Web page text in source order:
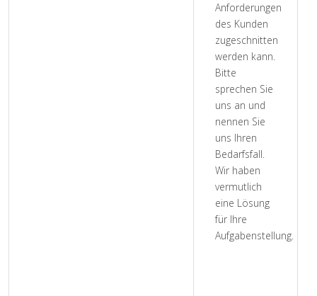
Anforderungen
des Kunden
zugeschnitten
werden kann.
Bitte
sprechen Sie
uns an und
nennen Sie
uns Ihren
Bedarfsfall.
Wir haben
vermutlich
eine Lösung
für Ihre
Aufgabenstellung.